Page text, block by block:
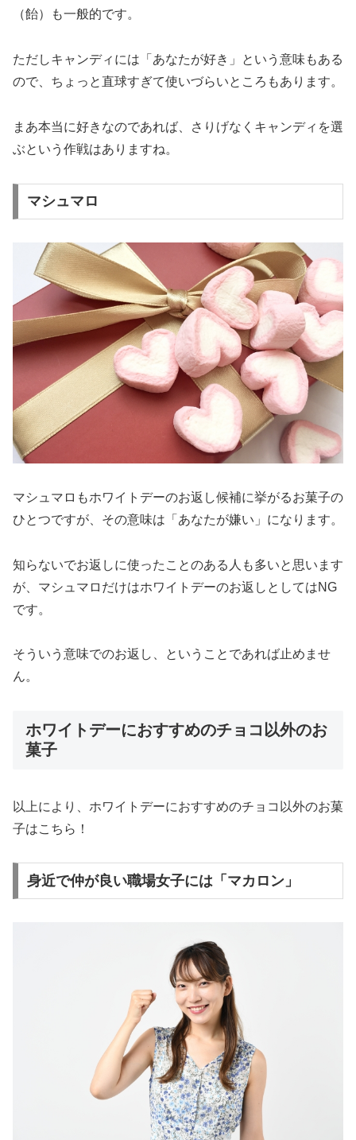
（飴）も一般的です。
ただしキャンディには「あなたが好き」という意味もある
ので、ちょっと直球すぎて使いづらいところもあります。
まあ本当に好きなのであれば、さりげなくキャンディを選
ぶという作戦はありますね。
マシュマロ
マシュマロもホワイトデーのお返し候補に挙がるお菓子の
ひとつですが、その意味は「あなたが嫌い」になります。
知らないでお返しに使ったことのある人も多いと思います
が、マシュマロだけはホワイトデーのお返しとしてはNG
です。
そういう意味でのお返し、ということであれば止めませ
ん。
ホワイトデーにおすすめのチョコ以外のお
菓子
以上により、ホワイトデーにおすすめのチョコ以外のお菓
子はこちら！
身近で仲が良い職場女子には「マカロン」